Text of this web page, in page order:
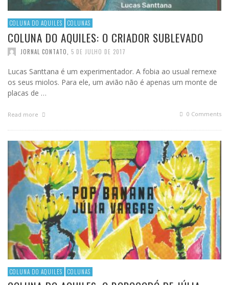
COLUNA DO AQUILES COLUNAS
COLUNA DO AQUILES: O CRIADOR SUBLEVADO
JORNAL CONTATO, 5 DE JULHO DE 2017
Lucas Santtana é um experimentador. A fobia ao usual remexe
os seus miolos. Para ele, um avião não é apenas um monte de
placas de …
Read more 0 Comments
COLUNA DO AQUILES COLUNAS